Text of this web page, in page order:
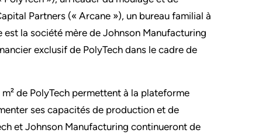
Partners (« Arcane »), un bureau familial à
la société mère de Johnson Manufacturing
exclusif de PolyTech dans le cadre de
de PolyTech permettent à la plateforme
ses capacités de production et de
et Johnson Manufacturing continueront de